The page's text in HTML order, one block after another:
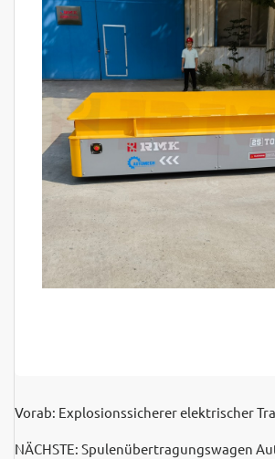
Vorab: Explosionssicherer elektrischer
NÄCHSTE: Spulenübertragungswagen